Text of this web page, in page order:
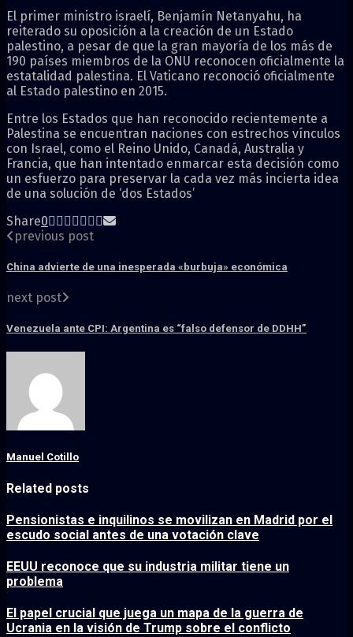
El primer ministro israelí, Benjamín Netanyahu, ha
reiterado su oposición a la creación de un Estado
palestino, a pesar de que la gran mayoría de los más de
190 países miembros de la ONU reconocen oficialmente la
estatalidad palestina. El Vaticano reconoció oficialmente
al Estado palestino en 2015.
Entre los Estados que han reconocido recientemente a
Palestina se encuentran naciones con estrechos vínculos
con Israel, como el Reino Unido, Canadá, Australia y
Francia, que han intentado enmarcar esta decisión como
un esfuerzo para preservar la cada vez más incierta idea
de una solución de ‘dos Estados’
Share0
previous post
China advierte de una inesperada «burbuja» económica
next post
Venezuela ante CPI: Argentina es “falso defensor de DDHH”
Manuel Cotillo
Related posts
Pensionistas e inquilinos se movilizan en Madrid por el
escudo social antes de una votación clave
EEUU reconoce que su industria militar tiene un
problema
El papel crucial que juega un mapa de la guerra de
Ucrania en la visión de Trump sobre el conflicto